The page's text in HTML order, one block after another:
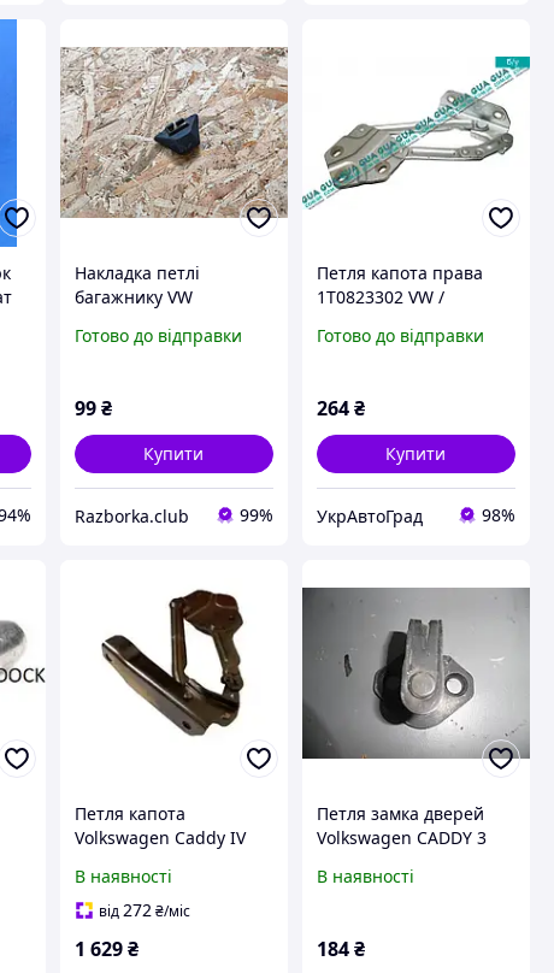
Накладка петлі
багажнику VW
Фольксваген Кадді
Готово до відправки
99 ₴
Купити
Razborka.club 99%
Петля капота права
1T0823302 VW /
III 2004-/КАДДІ 3 04-,
Готово до відправки
264₴
Купити
УкрАвтоГрад 98%
Петля капота
Volkswagen Caddy IV
2K5823301 Фольксваген
Кадді
В наявності
від272 ₴/міс
1 629 ₴
Петля замка дверей
Volkswagen CADDY 3
Кадді), 7H0843767B
В наявності
184₴